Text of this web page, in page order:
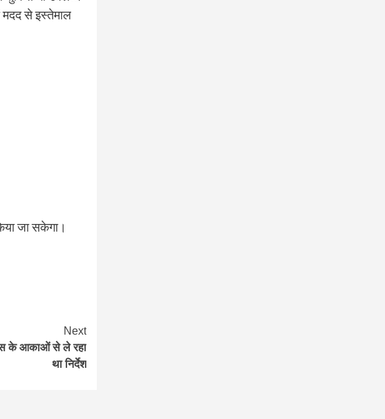
मदद से इस्तेमाल
जा सकेगा।
Next
के आकाओं से ले रहा
था निर्देश